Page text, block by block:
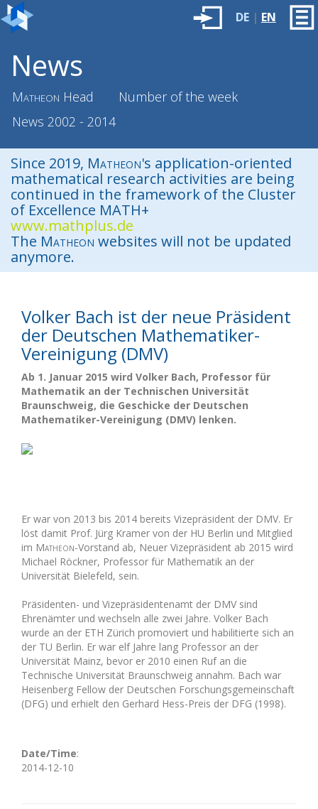
DE| EN
News
Matheon Head
Number of the week
News 2002 - 2014
Since 2019, Matheon's application-oriented
mathematical research activities are being
continued in the framework of the Cluster
of Excellence MATH+
www.mathplus.de
The Matheon websites will not be updated
anymore.
Volker Bach ist der neue Präsident
der Deutschen Mathematiker-
Vereinigung (DMV)
Ab 1. Januar 2015 wird Volker Bach, Professor für
Mathematik an der Technischen Universität
Braunschweig, die Geschicke der Deutschen
Mathematiker-Vereinigung (DMV) lenken.
Er war von 2013 bis 2014 bereits Vizepräsident der DMV. Er
löst damit Prof. Jürg Kramer von der HU Berlin und Mitglied
im Matheon-Vorstand ab, Neuer Vizepräsident ab 2015 wird
Michael Röckner, Professor für Mathematik an der
Universität Bielefeld, sein.
Präsidenten- und Vizepräsidentenamt der DMV sind
Ehrenämter und wechseln alle zwei Jahre. Volker Bach
wurde an der ETH Zürich promoviert und habilitierte sich an
der TU Berlin. Er war elf Jahre lang Professor an der
Universität Mainz, bevor er 2010 einen Ruf an die
Technische Universität Braunschweig annahm. Bach war
Heisenberg Fellow der Deutschen Forschungsgemeinschaft
(DFG) und erhielt den Gerhard Hess-Preis der DFG (1998).
Date/Time:
2014-12-10